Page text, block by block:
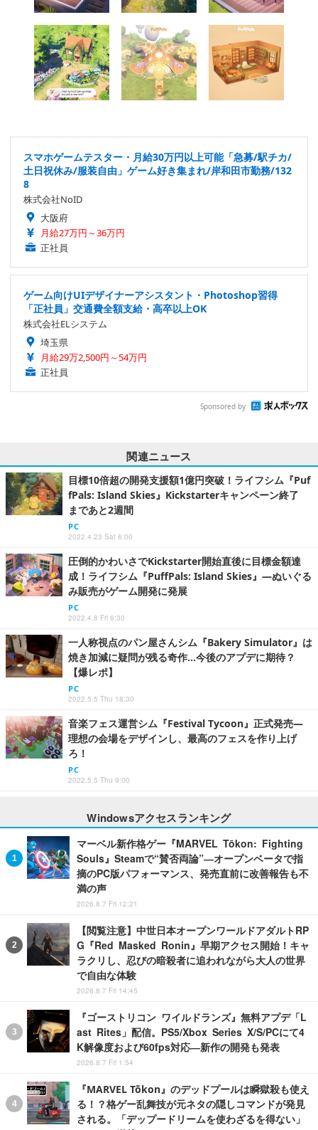
スマホゲームテスター・月給30万円以上可能「急募/駅チカ/
土日祝休み/服装自由」ゲーム好き集まれ/岸和田市勤務/132
8
株式会社NoID
大阪府
月給27万円～36万円
正社員
ゲーム向けUIデザイナーアシスタント・Photoshop習得
「正社員」交通費全額支給・高卒以上OK
株式会社ELシステム
埼玉県
月給29万2,500円～54万円
正社員
Sponsored by
関連ニュース
目標10倍超の開発支援額1億円突破！ライフシム『Puf
fPals: Island Skies』Kickstarterキャンペーン終了
まであと2週間
PC
2022.4.23 Sat 6:00
圧倒的かわいさでKickstarter開始直後に目標金額達
成！ライフシム『PuffPals: Island Skies』―ぬいぐる
み販売がゲーム開発に発展
PC
2022.4.8 Fri 6:30
一人称視点のパン屋さんシム『Bakery Simulator』は
焼き加減に疑問が残る奇作…今後のアプデに期待？
【爆レポ】
PC
2022.5.5 Thu 18:30
音楽フェス運営シム『Festival Tycoon』正式発売―
理想の会場をデザインし、最高のフェスを作り上げ
ろ！
PC
2022.5.5 Thu 9:00
Windowsアクセスランキング
マーベル新作格ゲー『MARVEL Tōkon: Fighting
Souls』Steamで“賛否両論”―オープンベータで指
摘のPC版パフォーマンス、発売直前に改善報告も不
満の声
2026.8.7 Fri 12:21
【閲覧注意】中世日本オープンワールドアダルトRP
G『Red Masked Ronin』早期アクセス開始！キャ
ラクリし、忍びの暗殺者に追われながら大人の世界
で自由な体験
2026.8.7 Fri 14:45
『ゴーストリコン ワイルドランズ』無料アプデ「L
ast Rites」配信。PS5/Xbox Series X/S/PCにて4
K解像度および60fps対応―新作の開発も発表
2026.8.7 Fri 1:54
『MARVEL Tōkon』のデッドプールは瞬獄殺も使え
る！？格ゲー乱舞技が元ネタの隠しコマンドが発見
される。「デップードリームを使わざるを得ない」